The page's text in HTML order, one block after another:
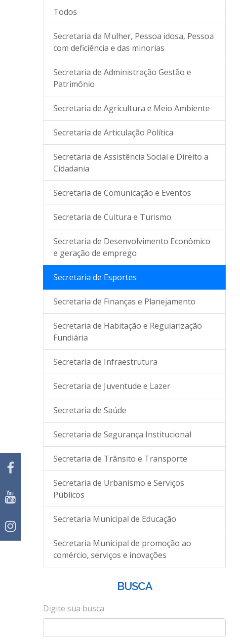
Todos
Secretaria da Mulher, Pessoa idosa, Pessoa
com deficiência e das minorias
Secretaria de Administração Gestão e
Patrimônio
Secretaria de Agricultura e Meio Ambiente
Secretaria de Articulação Política
Secretaria de Assistência Social e Direito a
Cidadania
Secretaria de Comunicação e Eventos
Secretaria de Cultura e Turismo
Secretaria de Desenvolvimento Econômico
e geração de emprego
Secretaria de Esportes
Secretaria de Finanças e Planejamento
Secretaria de Habitação e Regularização
Fundiária
Secretaria de Infraestrutura
Secretaria de Juventude e Lazer
Secretaria de Saúde
Secretaria de Segurança Institucional
Secretaria de Trânsito e Transporte
Secretaria de Urbanismo e Serviços
Públicos
Secretaria Municipal de Educação
Secretaria Municipal de promoção ao
comércio, serviços e inovações
BUSCA
Digite sua busca